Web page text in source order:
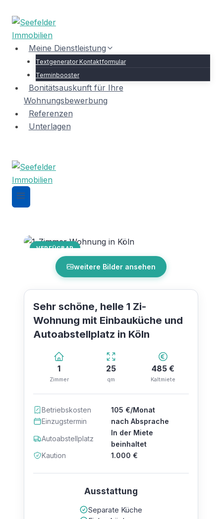
Inhalt
springen
Meine Dienstleistung
Textgenerator Kontaktformular
Terminbooster
Bonitätsauskunft für Ihre
Wohnungsbewerbung
Referenzen
Unterlagen
VERFÜGBAR
weitere Bilder ansehen
Sehr schöne, helle 1 Zi-
Wohnung mit Einbauküche und
Autoabstellplatz in Köln
1
Zimmer
25
qm
485 €
Kaltmiete
Betriebskosten
105 €/Monat
Einzugstermin
nach Absprache
Autoabstellplatz
In der Miete
beinhaltet
Kaution
1.000 €
Ausstattung
Separate Küche